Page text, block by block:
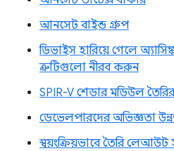
আনসেট বাইন্ড গ্রুপ
ডিভাইস হারিয়ে গেলে
ত্রুটিগুলো নীরব করুন
SPIR-V শেডার মডিউল
ডেভেলপারদের অভিজ্ঞতা
স্বয়ংক্রিয়ভাবে তৈরি